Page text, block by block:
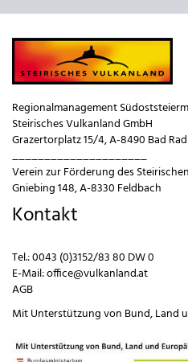
Regionalmanagement
Steirisches Vulkanland GmbH
Grazertorplatz 15/4, A-8490 Bad
_____________________
Verein zur Förderung des
Gniebing 148, A-8330 Feldbach
Kontakt
Tel.:0043 (0)3152/83 80 DW 0
E-Mail:office@vulkanland.at
AGB
Mit Unterstützung von Bund,Land